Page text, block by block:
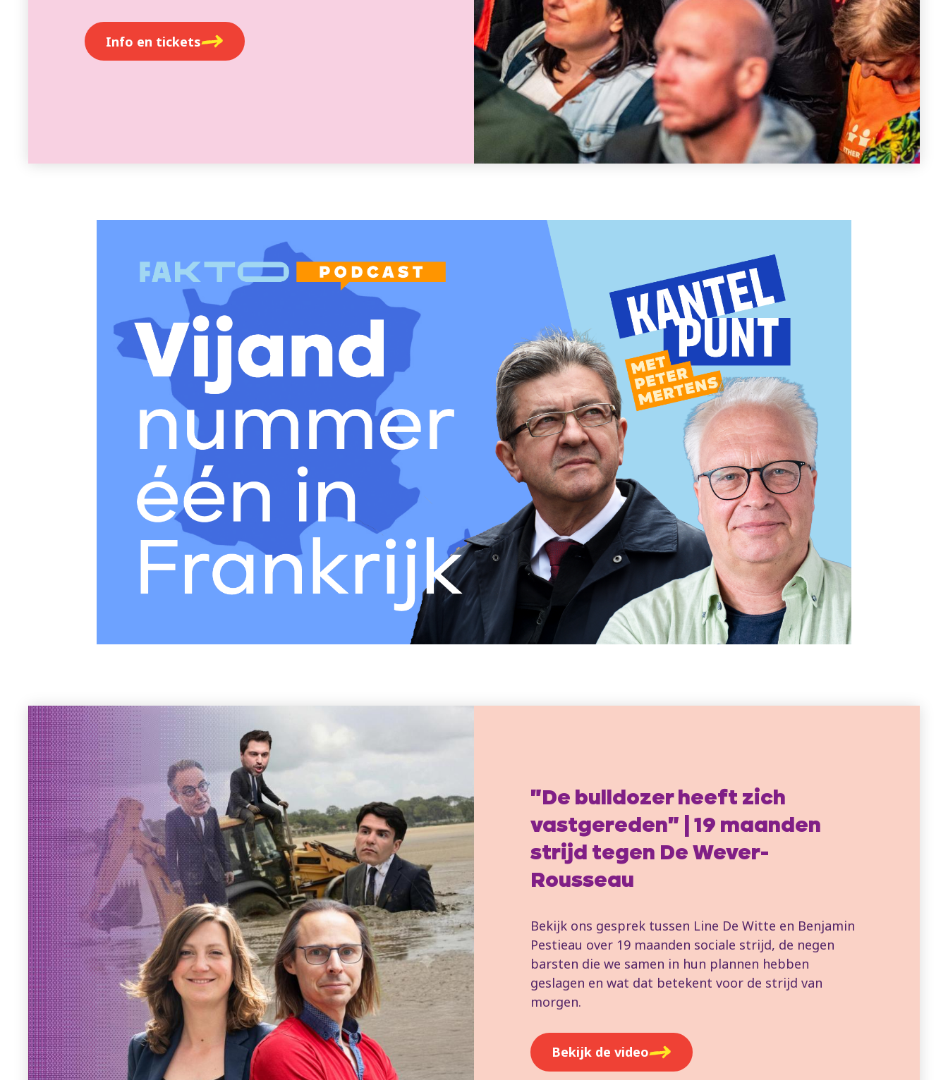
Info en tickets
"De bulldozer heeft zich
vastgereden" | 19 maanden
strijd tegen De Wever-
Rousseau
Bekijk ons gesprek tussen Line De Witte en Benjamin
Pestieau over 19 maanden sociale strijd, de negen
barsten die we samen in hun plannen hebben
geslagen en wat dat betekent voor de strijd van
morgen.
Bekijk de video